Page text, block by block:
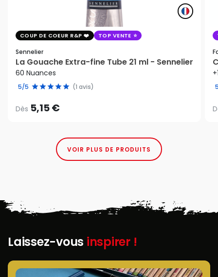
COUP DE COEUR R&P TOP VENTE
Sennelier
La Gouache Extra-fine Tube 21 ml - Sennelier
60 Nuances
5/5 (1 avis)
Dès 5,15 €
VOIR PLUS DE PRODUITS
Laissez-vous inspirer !